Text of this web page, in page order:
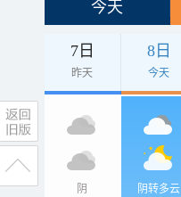
今天
7日
昨天
8日
今天
阴 阴转多云